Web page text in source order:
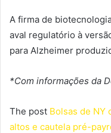
A firma de
aval regulatório à
para Alzheimer
*Com informações da
The post Bolsas de NY
altos e cautela pré-